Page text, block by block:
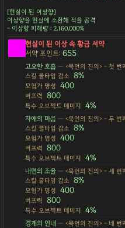
[현실이 된 이상향]
이상향을 현실에 소환해 적을 공격
- 이상향 피해량 : 2,160,000%
현실이 된 이상 속 황금 서약
서약 포인트:655
고요한 호흡— <묵언의 진의> - 첫 번
스킬 쿨타임 감소
8%
모험가 명성 400
버프력 800
특수 오브젝트 데미지 4%
자애의 마음— <묵언의 진의> - 두 번
스킬 쿨타임 감소
8%
모험가 명성 400
버프력 800
특수 오브젝트 데미지 4%
내면의 조율— <묵언의 진의> - 세 번
스킬 쿨타임 감소
8%
모험가 명성 400
버프력 800
특수 오브젝트 데미지 4%
경계의 인내— <묵언의 진의> - 네 번